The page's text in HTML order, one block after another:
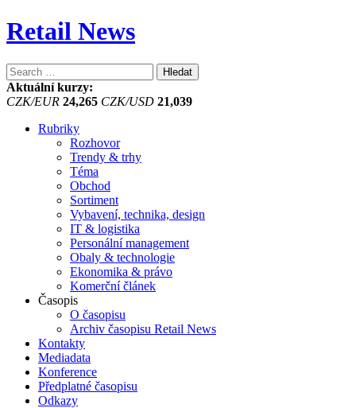
Retail News
Vyhledávání
Aktuální kurzy:
CZK/EUR 24,265 CZK/USD 21,039
Rubriky
Rozhovor
Trendy & trhy
Téma
Obchod
Sortiment
Vybavení, technika, design
IT & logistika
Personální management
Obaly & technologie
Ekonomika & právo
Komerční článek
Časopis
O časopisu
Archiv časopisu Retail News
Kontakty
Mediadata
Konference
Předplatné časopisu
Odkazy